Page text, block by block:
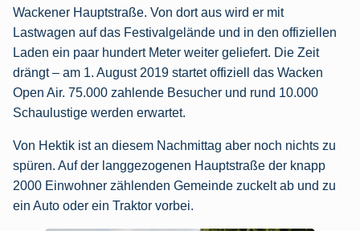
Wackener Hauptstraße. Von dort aus wird er mit
Lastwagen auf das Festivalgelände und in den offiziellen
Laden ein paar hundert Meter weiter geliefert. Die Zeit
drängt – am 1. August 2019 startet offiziell das Wacken
Open Air. 75.000 zahlende Besucher und rund 10.000
Schaulustige werden erwartet.
Von Hektik ist an diesem Nachmittag aber noch nichts zu
spüren. Auf der langgezogenen Hauptstraße der knapp
2000 Einwohner zählenden Gemeinde zuckelt ab und zu
ein Auto oder ein Traktor vorbei.